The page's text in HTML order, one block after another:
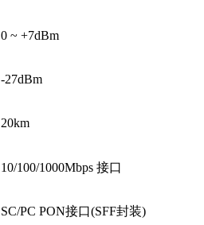
0 ~ +7dBm
-27dBm
20km
10/100/1000Mbps 接口
SC/PC PON接口(SFF封装)